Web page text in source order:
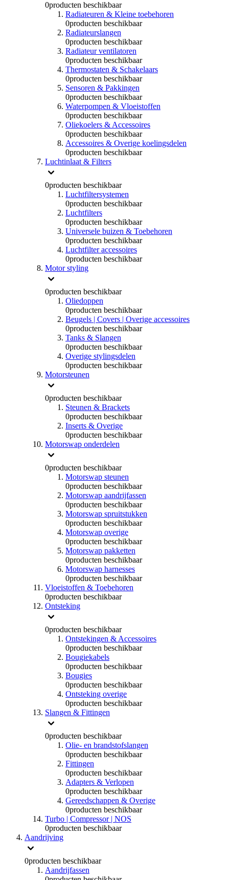
0producten beschikbaar
Radiateuren & Kleine toebehoren
0producten beschikbaar
Radiateurslangen
0producten beschikbaar
Radiateur ventilatoren
0producten beschikbaar
Thermostaten & Schakelaars
0producten beschikbaar
Sensoren & Pakkingen
0producten beschikbaar
Waterpompen & Vloeistoffen
0producten beschikbaar
Oliekoelers & Accessoires
0producten beschikbaar
Accessoires & Overige koelingsdelen
0producten beschikbaar
Luchtinlaat & Filters
0producten beschikbaar
Luchtfiltersystemen
0producten beschikbaar
Luchtfilters
0producten beschikbaar
Universele buizen & Toebehoren
0producten beschikbaar
Luchtfilter accessoires
0producten beschikbaar
Motor styling
0producten beschikbaar
Oliedoppen
0producten beschikbaar
Beugels | Covers | Overige accessoires
0producten beschikbaar
Tanks & Slangen
0producten beschikbaar
Overige stylingsdelen
0producten beschikbaar
Motorsteunen
0producten beschikbaar
Steunen & Brackets
0producten beschikbaar
Inserts & Overige
0producten beschikbaar
Motorswap onderdelen
0producten beschikbaar
Motorswap steunen
0producten beschikbaar
Motorswap aandrijfassen
0producten beschikbaar
Motorswap spruitstukken
0producten beschikbaar
Motorswap overige
0producten beschikbaar
Motorswap pakketten
0producten beschikbaar
Motorswap harnesses
0producten beschikbaar
Vloeistoffen & Toebehoren
0producten beschikbaar
Ontsteking
0producten beschikbaar
Ontstekingen & Accessoires
0producten beschikbaar
Bougiekabels
0producten beschikbaar
Bougies
0producten beschikbaar
Ontsteking overige
0producten beschikbaar
Slangen & Fittingen
0producten beschikbaar
Olie- en brandstofslangen
0producten beschikbaar
Fittingen
0producten beschikbaar
Adapters & Verlopen
0producten beschikbaar
Gereedschappen & Overige
0producten beschikbaar
Turbo | Compressor | NOS
0producten beschikbaar
Aandrijving
0producten beschikbaar
Aandrijfassen